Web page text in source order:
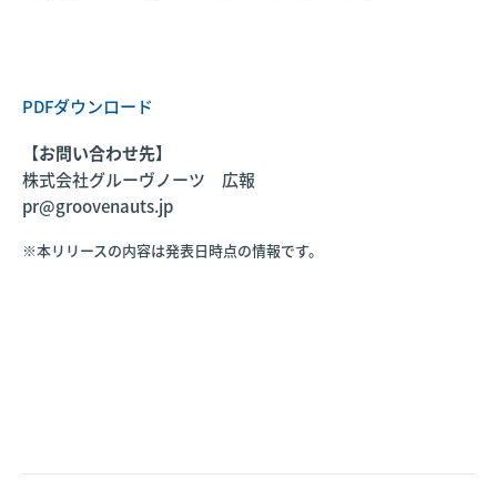
PDFダウンロード
【お問い合わせ先】
株式会社グルーヴノーツ 広報
pr@groovenauts.jp
※本リリースの内容は発表日時点の情報です。